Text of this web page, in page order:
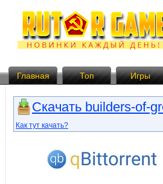
Главная Топ Игры
Скачать builders-of-
Как тут качать?